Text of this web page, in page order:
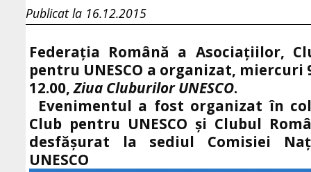
Publicat la 16.12.2015
Federaţia Română a Asociaţiilor,
pentru UNESCO a organizat, miercuri
12.00,Ziua Cluburilor UNESCO.
Evenimentul a fost organizat în
Club pentru UNESCO şi Clubul
desfăşurat la sediul Comisiei
UNESCO